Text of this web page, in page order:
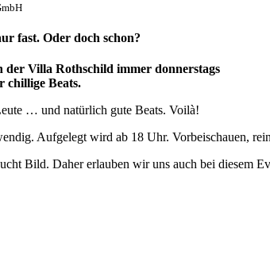
fast. Oder doch schon?
der Villa Rothschild immer donnerstags
chillige Beats.
… und natürlich gute Beats. Voilà!
Aufgelegt wird ab 18 Uhr. Vorbeischauen,
Bild. Daher erlauben wir uns auch bei diesem